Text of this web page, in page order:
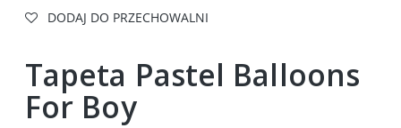
DODAJ DO PRZECHOWALNI
Tapeta Pastel Balloons
For Boy